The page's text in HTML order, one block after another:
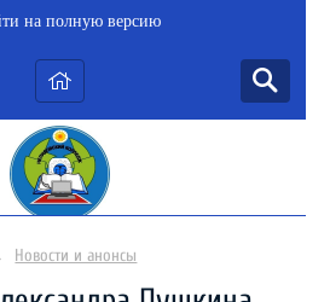
на полную версию
Новости и анонсы